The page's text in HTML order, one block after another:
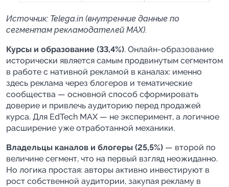
Источник: Telega.in (внутренние данные по
сегментам рекламодателей MAX).
Курсы и образование (33,4%). Онлайн-образование
исторически является самым продвинутым сегментом
в работе с нативной рекламой в каналах: именно
здесь реклама через блогеров и тематические
сообщества — основной способ сформировать
доверие и привлечь аудиторию перед продажей
курса. Для EdTech MAX — не эксперимент, а логичное
расширение уже отработанной механики.
Владельцы каналов и блогеры (25,5%) — второй по
величине сегмент, что на первый взгляд неожиданно.
Но логика простая: авторы активно инвестируют в
рост собственной аудитории, закупая рекламу в